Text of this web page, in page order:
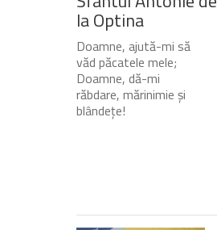
la Optina
Doamne, ajută-mi să
văd păcatele mele;
Doamne, dă-mi
răbdare, mărinimie şi
blândeţe!